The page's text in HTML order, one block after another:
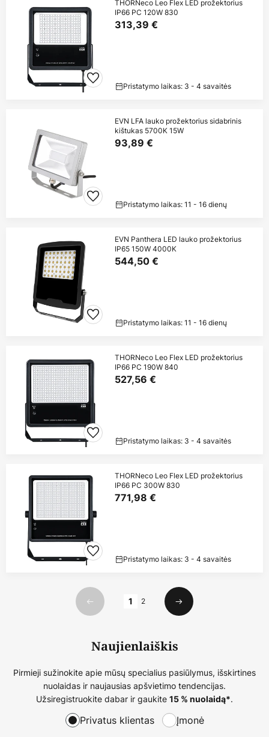
THORNeco Leo Flex LED prožektorius
IP66 PC 120W 830
313,39 €
Pristatymo laikas: 3 - 4 savaitės
EVN LFA lauko prožektorius sidabrinis
kištukas 5700K 15W
93,89 €
Pristatymo laikas: 11 - 16 dienų
EVN Panthera LED lauko prožektorius
IP65 150W 4000K
544,50 €
Pristatymo laikas: 11 - 16 dienų
THORNeco Leo Flex LED prožektorius
IP66 PC 190W 840
527,56 €
Pristatymo laikas: 3 - 4 savaitės
THORNeco Leo Flex LED prožektorius
IP66 PC 300W 830
771,98 €
Pristatymo laikas: 3 - 4 savaitės
Ankstesnis
1 2
Kitas
Naujienlaiškis
Pirmieji sužinokite apie mūsų specialius pasiūlymus, išskirtines
nuolaidas ir naujausias apšvietimo tendencijas.
Užsiregistruokite dabar ir gaukite 15 % nuolaidą*.
Privatus klientas Įmonė